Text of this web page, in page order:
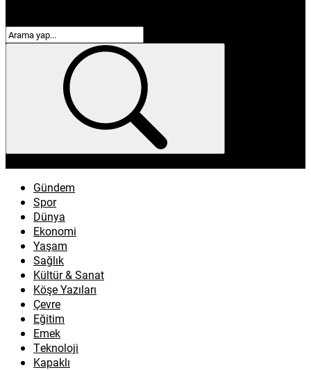
Gündem
Spor
Dünya
Ekonomi
Yaşam
Sağlık
Kültür & Sanat
Köşe Yazıları
Çevre
Eğitim
Emek
Teknoloji
Kapaklı